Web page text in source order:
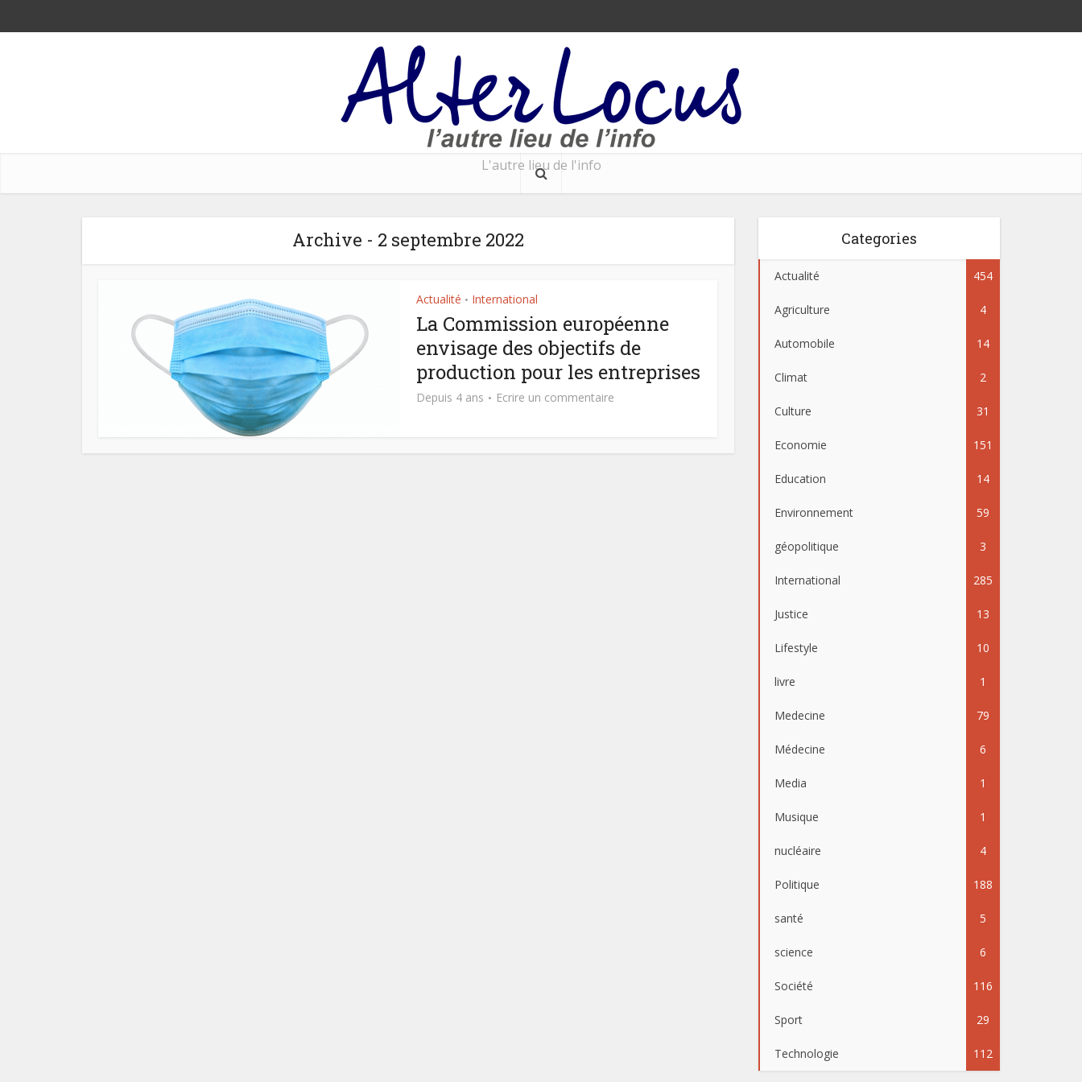
L'autre lieu de l'info
Archive - 2 septembre 2022
Actualité • International
La Commission européenne
envisage des objectifs de
production pour les entreprises
Depuis 4 ans Ecrire un commentaire
Categories
Actualité 454
Agriculture 4
Automobile 14
Climat 2
Culture 31
Economie 151
Education 14
Environnement 59
géopolitique 3
International 285
Justice 13
Lifestyle 10
livre 1
Medecine 79
Médecine 6
Media 1
Musique 1
nucléaire 4
Politique 188
santé 5
science 6
Société 116
Sport 29
Technologie 112